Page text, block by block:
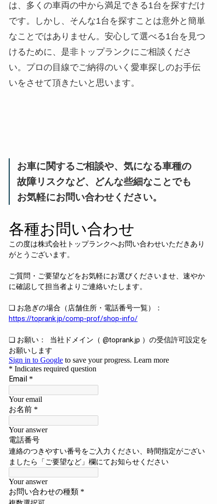
は、多くの車両の中から満足できる1台を探すだけ
です。しかし、そんな1台を探すことは意外と簡単
なことではありません。安心して選べる1台を見つ
けるために、是非トップランクにご相談くださ
い。プロの目線でご納得のいく愛車探しのお手伝
いをさせて頂きたいと思います。
お車に関するご相談や、気になる車種の
故障リスクなど、どんな些細なことでも
お気軽にお問い合わせください。